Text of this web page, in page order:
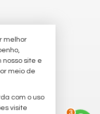
3
melhor
site e
meio de
com o uso
visite